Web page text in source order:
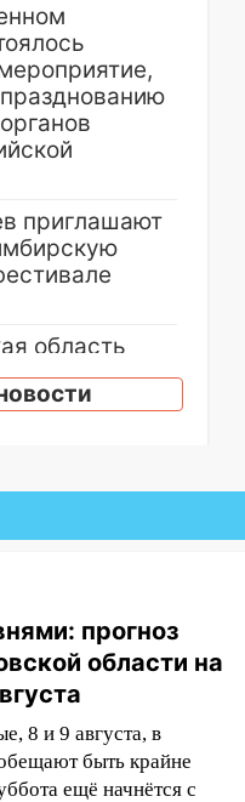
приглашают
область
ставят
новое
установили
для
мусора
прогноз
области на
8 и 9 августа, в
быть крайне
ещё начнётся с